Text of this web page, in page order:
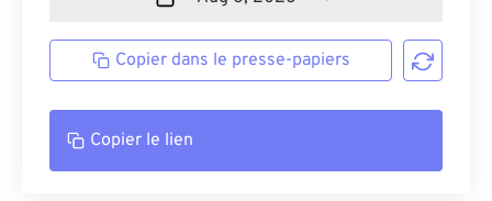
Copier dans le presse-papiers
Copier le lien